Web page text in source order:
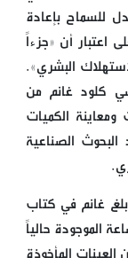
للسماح بإعادة
اعتبار أن «جزءاً
البشري».
كلود غانم من
الكميات
الصناعية
غانم في كتاب
الموجودة حالياً